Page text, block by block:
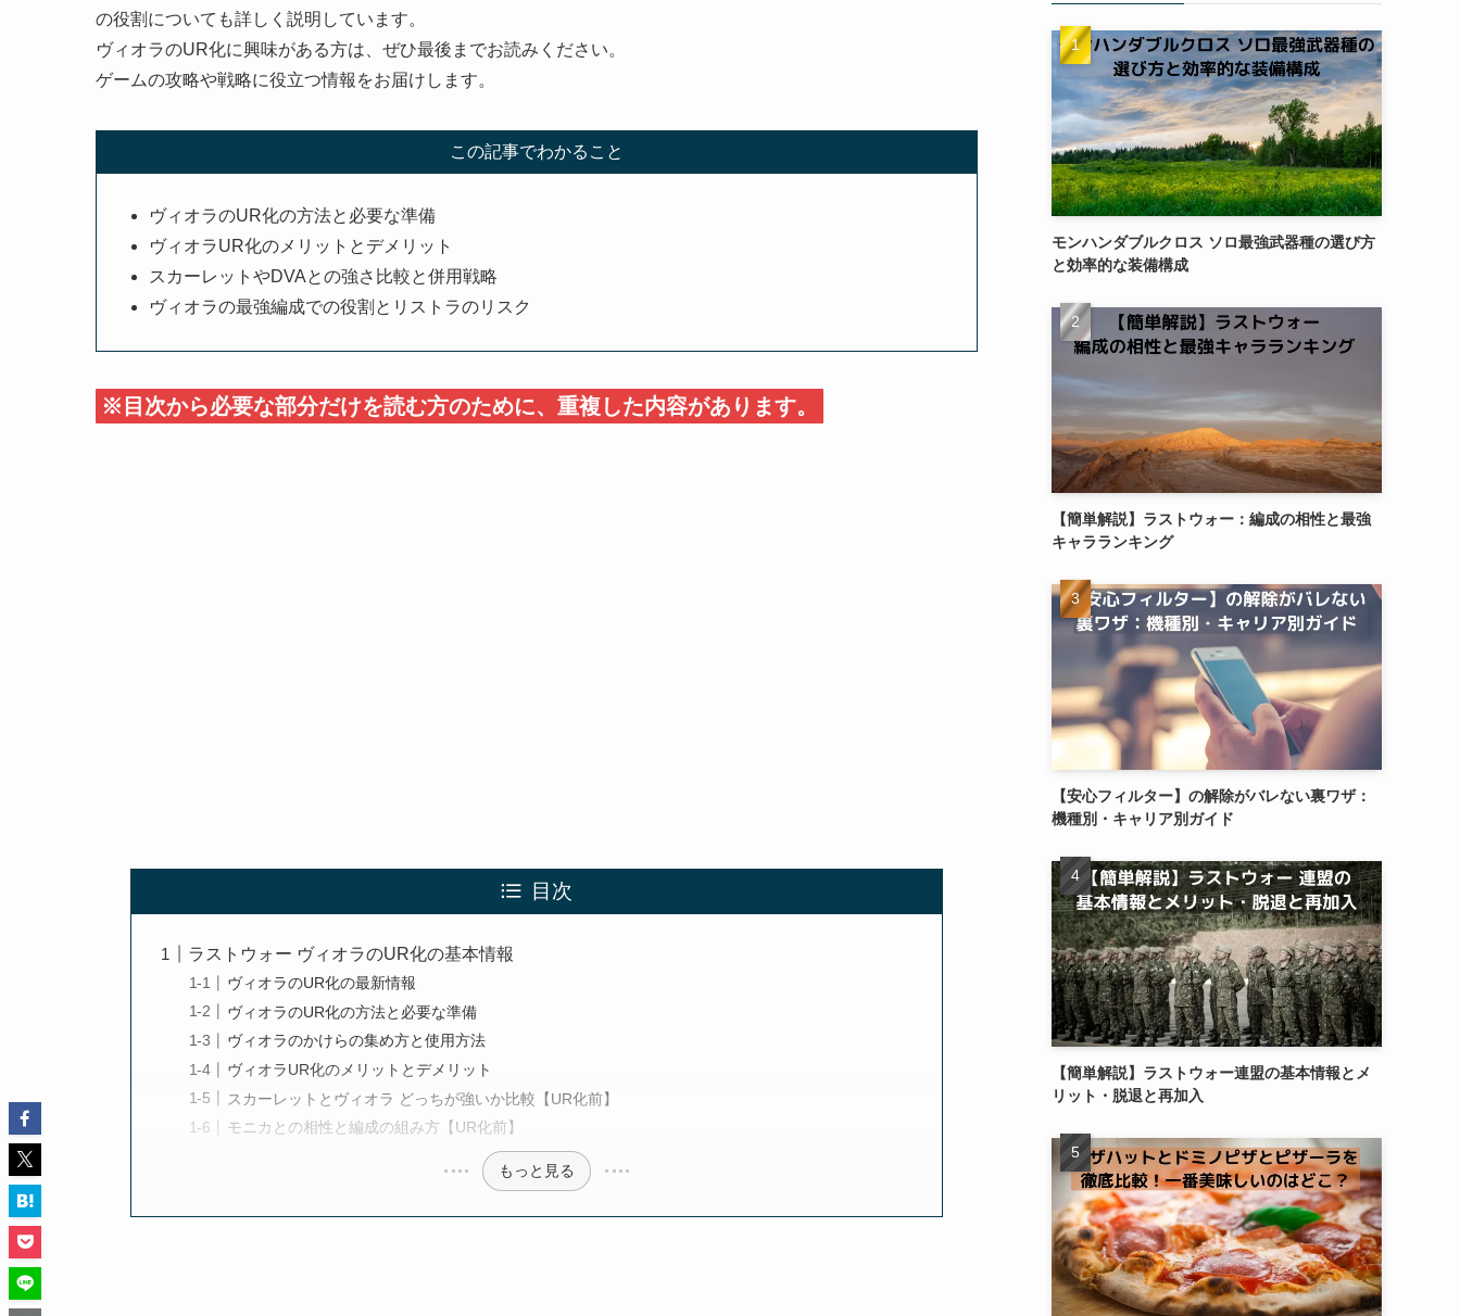
の役割についても詳しく説明しています。
ヴィオラのUR化に興味がある方は、ぜひ最後までお読みください。
ゲームの攻略や戦略に役立つ情報をお届けします。
この記事でわかること
ヴィオラのUR化の方法と必要な準備
ヴィオラUR化のメリットとデメリット
スカーレットやDVAとの強さ比較と併用戦略
ヴィオラの最強編成での役割とリストラのリスク
※目次から必要な部分だけを読む方のために、重複した内容があります。
目次
ラストウォー ヴィオラのUR化の基本情報
ヴィオラのUR化の最新情報
ヴィオラのUR化の方法と必要な準備
ヴィオラのかけらの集め方と使用方法
ヴィオラUR化のメリットとデメリット
スカーレットとヴィオラ どっちが強いか比較【UR化前】
モニカとの相性と編成の組み方【UR化前】
もっと見る
モンハンダブルクロス ソロ最強武器種の選び方
と効率的な装備構成
【簡単解説】ラストウォー：編成の相性と最強
キャラランキング
【安心フィルター】の解除がバレない裏ワザ：
機種別・キャリア別ガイド
【簡単解説】ラストウォー連盟の基本情報とメ
リット・脱退と再加入